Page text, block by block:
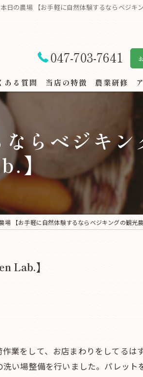
日の農場 【お手軽に自然体験するならベジキ
047-703-7641
ある質問 当店の特徴
地産地消
スーパー・地場野菜コーナー
家族連れ
農業研修
らベジキン
】
場 【お手軽に自然体験するならベジキングの観光
Lab.】
作業をして、お店まわりをしてる
い場整備を行いました。パレット